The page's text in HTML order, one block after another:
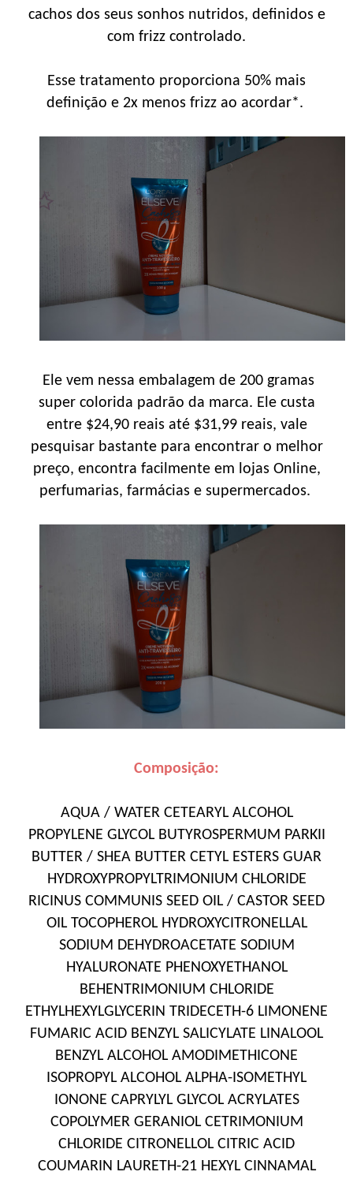
cachos dos seus sonhos nutridos, definidos e
com frizz controlado.
Esse tratamento proporciona 50% mais
definição e 2x menos frizz ao acordar*.
Ele vem nessa embalagem de 200 gramas
super colorida padrão da marca. Ele custa
entre $24,90 reais até $31,99 reais, vale
pesquisar bastante para encontrar o melhor
preço, encontra facilmente em lojas Online,
perfumarias, farmácias e supermercados.
Composição:
AQUA / WATER CETEARYL ALCOHOL
PROPYLENE GLYCOL BUTYROSPERMUM PARKII
BUTTER / SHEA BUTTER CETYL ESTERS GUAR
HYDROXYPROPYLTRIMONIUM CHLORIDE
RICINUS COMMUNIS SEED OIL / CASTOR SEED
OIL TOCOPHEROL HYDROXYCITRONELLAL
SODIUM DEHYDROACETATE SODIUM
HYALURONATE PHENOXYETHANOL
BEHENTRIMONIUM CHLORIDE
ETHYLHEXYLGLYCERIN TRIDECETH-6 LIMONENE
FUMARIC ACID BENZYL SALICYLATE LINALOOL
BENZYL ALCOHOL AMODIMETHICONE
ISOPROPYL ALCOHOL ALPHA-ISOMETHYL
IONONE CAPRYLYL GLYCOL ACRYLATES
COPOLYMER GERANIOL CETRIMONIUM
CHLORIDE CITRONELLOL CITRIC ACID
COUMARIN LAURETH-21 HEXYL CINNAMAL